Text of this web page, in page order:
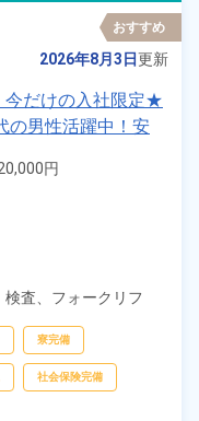
おすすめ
2026年8月3日更新
今だけの入社限定★
の男性活躍中！安
！年間休日130
通勤OK！ワンル
円
検査、 フォークリフ
寮完備
社会保険完備